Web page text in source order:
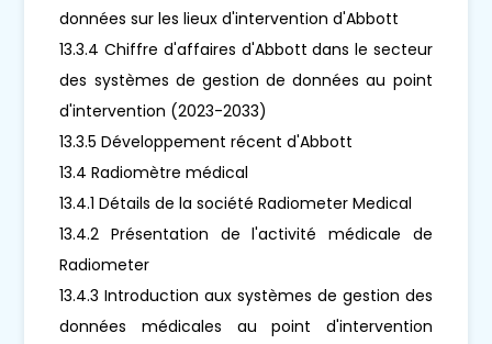
données sur les lieux d'intervention d'Abbott
13.3.4 Chiffre d'affaires d'Abbott dans le secteur
des systèmes de gestion de données au point
d'intervention (2023-2033)
13.3.5 Développement récent d'Abbott
13.4 Radiomètre médical
13.4.1 Détails de la société Radiometer Medical
13.4.2 Présentation de l'activité médicale de
Radiometer
13.4.3 Introduction aux systèmes de gestion des
données médicales au point d'intervention